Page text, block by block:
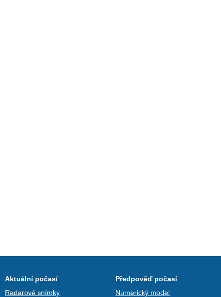
Aktuální počasí
Radarové snímky
Předpověď počasí
Numerický model